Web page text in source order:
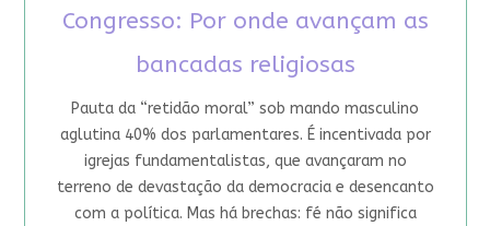
Congresso: Por onde avançam as
bancadas religiosas
Pauta da “retidão moral” sob mando masculino
aglutina 40% dos parlamentares. É incentivada por
igrejas fundamentalistas, que avançaram no
terreno de devastação da democracia e desencanto
com a política. Mas há brechas: fé não significa